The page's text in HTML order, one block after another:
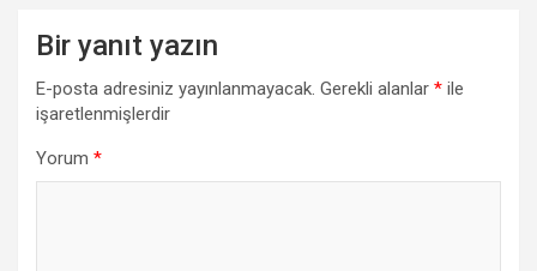
Bir yanıt yazın
E-posta adresiniz yayınlanmayacak. Gerekli alanlar * ile
işaretlenmişlerdir
Yorum *